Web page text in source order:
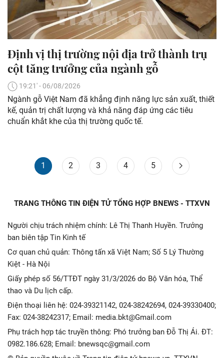
Định vị thị trường nội địa trở thành trụ
cột tăng trưởng của ngành gỗ
19:21' - 06/08/2026
Ngành gỗ Việt Nam đã khẳng định năng lực sản xuất, thiết
kế, quản trị chất lượng và khả năng đáp ứng các tiêu
chuẩn khắt khe của thị trường quốc tế.
1 2 3 4 5
TRANG THÔNG TIN ĐIỆN TỬ TỔNG HỢP BNEWS - TTXVN
Người chịu trách nhiệm chính: Lê Thị Thanh Huyền. Trưởng
ban biên tập Tin Kinh tế
Cơ quan chủ quản: Thông tấn xã Việt Nam; Số 5 Lý Thường
Kiệt - Hà Nội
Giấy phép số 56/TTĐT ngày 31/3/2026 do Bộ Văn hóa, Thể
thao và Du lịch cấp.
Điện thoại liên hệ: 024-39321142, 024-38242694, 024-39330400;
Fax: 024-38242317; Email: media.bkt@Gmail.com
Phụ trách hợp tác truyền thông: Phó trưởng ban Đỗ Thị Ái. ĐT:
0982.186.628; Email: bnewsqc@gmail.com